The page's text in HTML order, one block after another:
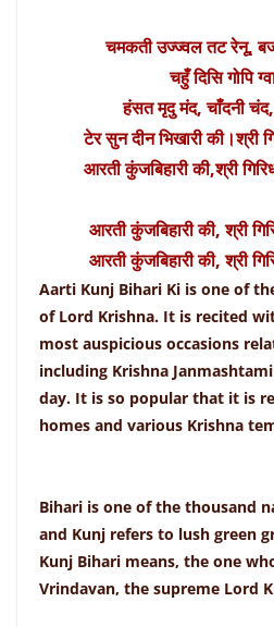
चमकती उज्ज्वल तट रेनू,
चहुँ दिसि गोपि
हंसत मृदु मंद, चाँदनी
टेर सुन दीन भिखारी की।श्री
आरती कुंजबिहारी की,श्री
आरती कुंजबिहारी की, श्री
आरती कुंजबिहारी की, श्री
Aarti Kunj Bihari Ki is one of
of Lord Krishna. It is recited
most auspicious occasions
including Krishna
day. It is so popular that it is
homes and various Krishna
Bihari is one of the thousand
and Kunj refers to lush green
Kunj Bihari means, the one
Vrindavan, the supreme Lord